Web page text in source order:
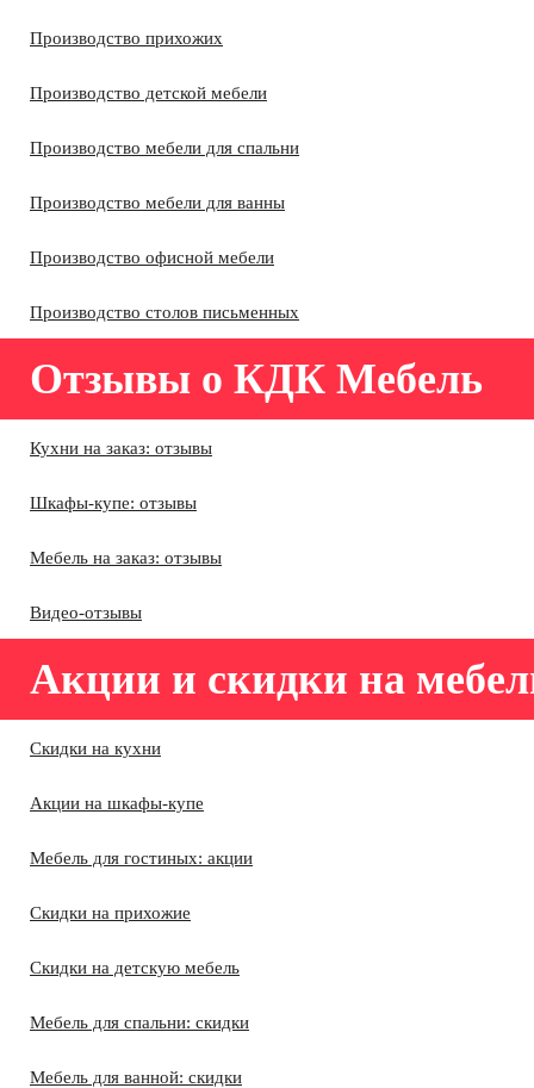
Производство прихожих
Производство детской мебели
Производство мебели для спальни
Производство мебели для ванны
Производство офисной мебели
Производство столов письменных
Отзывы о КДК Мебель
Кухни на заказ: отзывы
Шкафы-купе: отзывы
Мебель на заказ: отзывы
Видео-отзывы
Акции и скидки на
Скидки на кухни
Акции на шкафы-купе
Мебель для гостиных: акции
Скидки на прихожие
Скидки на детскую мебель
Мебель для спальни: скидки
Мебель для ванной: скидки